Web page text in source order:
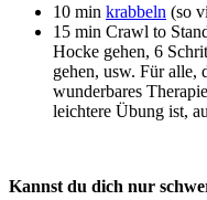
10 min krabbeln (so
15 min Crawl to
Hocke gehen, 6
gehen, usw. Für alle,
wunderbares
leichtere Übung ist,
Kannst du dich nur